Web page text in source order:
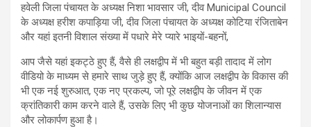
हवेली जिला पंचायत के अध्यक्ष निशा भावसार जी, दीव Municipal Council
के अध्यक्ष हरीश कपाड़िया जी, दीव जिला पंचायत के अध्यक्ष कोटिया रंजिताबेन
और यहां इतनी विशाल संख्या में पधारे मेरे प्यारे भाइयों-बहनों,
आप जैसे यहां इकट्ठे हुए हैं, वैसे ही लक्षद्वीप में भी बहुत बड़ी तादाद में लोग
वीडियो के माध्यम से हमारे साथ जुड़े हुए हैं, क्योंकि आज लक्षद्वीप के विकास की
भी एक नई शुरुआत, एक नए प्रकल्‍प, जो पूरे लक्षद्वीप के जीवन में एक
क्रांतिकारी काम करने वाले हैं, उसके लिए भी कुछ योजनाओं का शिलान्यास
और लोकार्पण हुआ है।